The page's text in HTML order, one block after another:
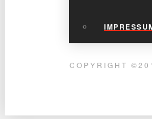
COPYRIGHT